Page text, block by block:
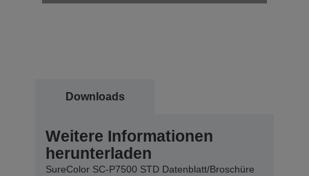
Downloads
Weitere Informationen
herunterladen
SureColor SC-P7500 STD Datenblatt/Broschüre